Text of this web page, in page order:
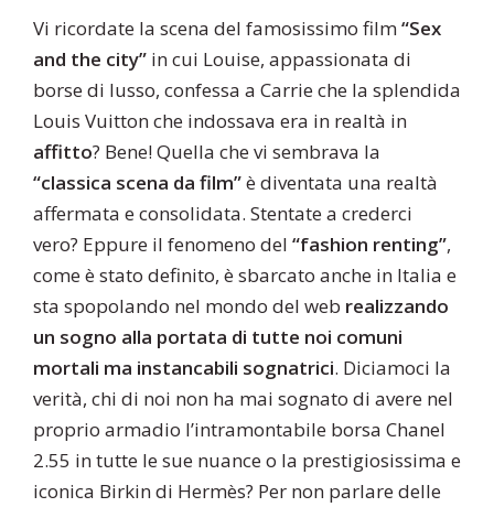
Vi ricordate la scena del famosissimo film“Sex
and the city” in cui Louise, appassionata di
borse di lusso, confessa a Carrie che la splendida
Louis Vuitton che indossava era in realtà in
affitto? Bene! Quella che vi sembrava la
“classica scena da film”è diventata una realtà
affermata e consolidata. Stentate a crederci
vero? Eppure il fenomeno del “fashion renting”,
come è stato definito, è sbarcato anche in Italia e
sta spopolando nel mondo del web realizzando
un sogno alla portata di tutte noi comuni
mortali ma instancabili sognatrici. Diciamoci la
verità, chi di noi non ha mai sognato di avere nel
proprio armadio l’intramontabile borsa Chanel
2.55 in tutte le sue nuance o la prestigiosissima e
iconica Birkin di Hermès? Per non parlare delle